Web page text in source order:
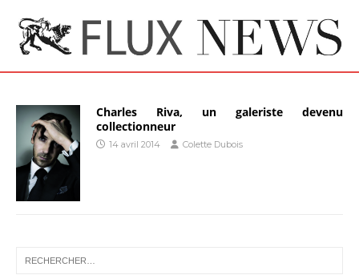
Charles Riva, un galeriste devenu
collectionneur
14 avril 2014 Colette Dubois